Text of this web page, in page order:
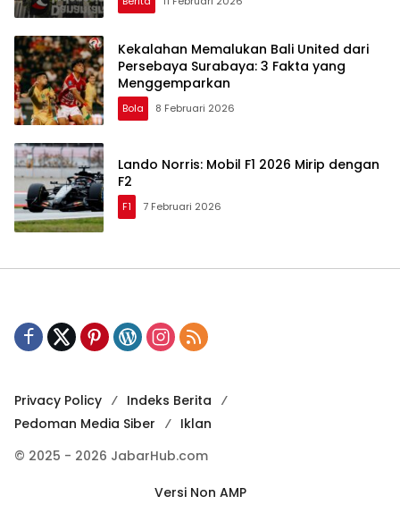
Kekalahan Memalukan Bali United dari
Persebaya Surabaya: 3 Fakta yang
Menggemparkan
Bola 8 Februari 2026
Lando Norris: Mobil F1 2026 Mirip dengan
F2
F1 7 Februari 2026
Privacy Policy
Indeks Berita
Pedoman Media Siber
Iklan
© 2025 - 2026 JabarHub.com
Versi Non AMP